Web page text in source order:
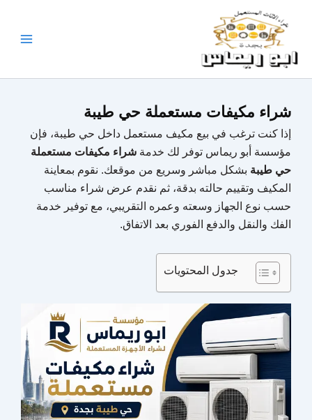
شراء مكيفات مستعملة حي طيبة
إذا كنت ترغب في بيع مكيف مستعمل داخل حي طيبة، فإن
مؤسسة أبو ريماس توفر لك خدمة شراء مكيفات مستعملة
حي طيبة بشكل مباشر وسريع من موقعك. نقوم بمعاينة
المكيف وتقييم حالته بدقة، ثم نقدم عرض شراء مناسب
حسب نوع الجهاز وسعته وعمره التقريبي، مع توفير خدمة
الفك والنقل والدفع الفوري بعد الاتفاق.
جدول المحتويات